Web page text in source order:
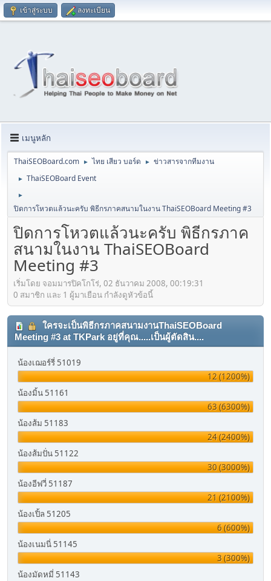
เข้าสู่ระบบ ลงทะเบียน
เมนูหลัก
ThaiSEOBoard.com ► ไทย เสียว บอร์ด ► ข่าวสารจากทีมงาน
► ThaiSEOBoard Event
►
ปิดการโหวตแล้วนะครับ พิธีกรภาคสนามในงาน ThaiSEOBoard Meeting #3
ปิดการโหวตแล้วนะครับ พิธีกรภาค
สนามในงาน ThaiSEOBoard
Meeting #3
เริ่มโดย จอมมารปิคโกโร่, 02 ธันวาคม 2008, 00:19:31
0 สมาชิก และ 1 ผู้มาเยือน กำลังดูหัวข้อนี้
ใครจะเป็นพิธีกรภาคสนามงานThaiSEOBoard
Meeting #3 at TKPark อยู่ที่คุณ.....เป็นผู้ตัดสิน....
น้องเฌอร์รี่ 51019
12 (1200%)
น้องมิ้น 51161
63 (6300%)
น้องส้ม 51183
24 (2400%)
น้องส้มปั่น 51122
30 (3000%)
น้องอีฟวี่ 51187
21 (2100%)
น้องเปิ้ล 51205
6 (600%)
น้องเนมนี่ 51145
3 (300%)
น้องมัดหมี่ 51143